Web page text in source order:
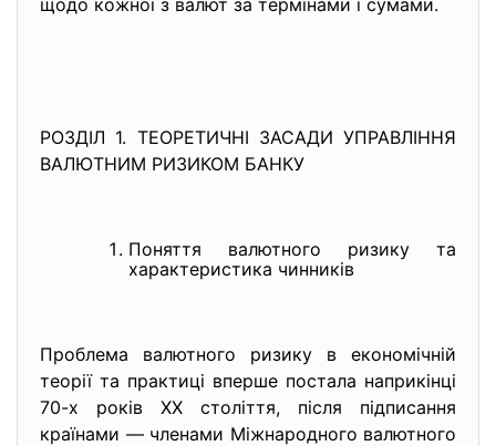
щодо кожної з валют за термінами і сумами.
РОЗДІЛ 1. ТЕОРЕТИЧНІ ЗАСАДИ УПРАВЛІННЯ
ВАЛЮТНИМ РИЗИКОМ БАНКУ
Поняття валютного ризику та
характеристика чинників
Проблема валютного ризику в економічній
теорії та практиці вперше постала наприкінці
70-х років XX століття, після підписання
країнами — членами Міжнародного валютного